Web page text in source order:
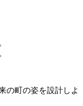
の町の姿を設計しよ